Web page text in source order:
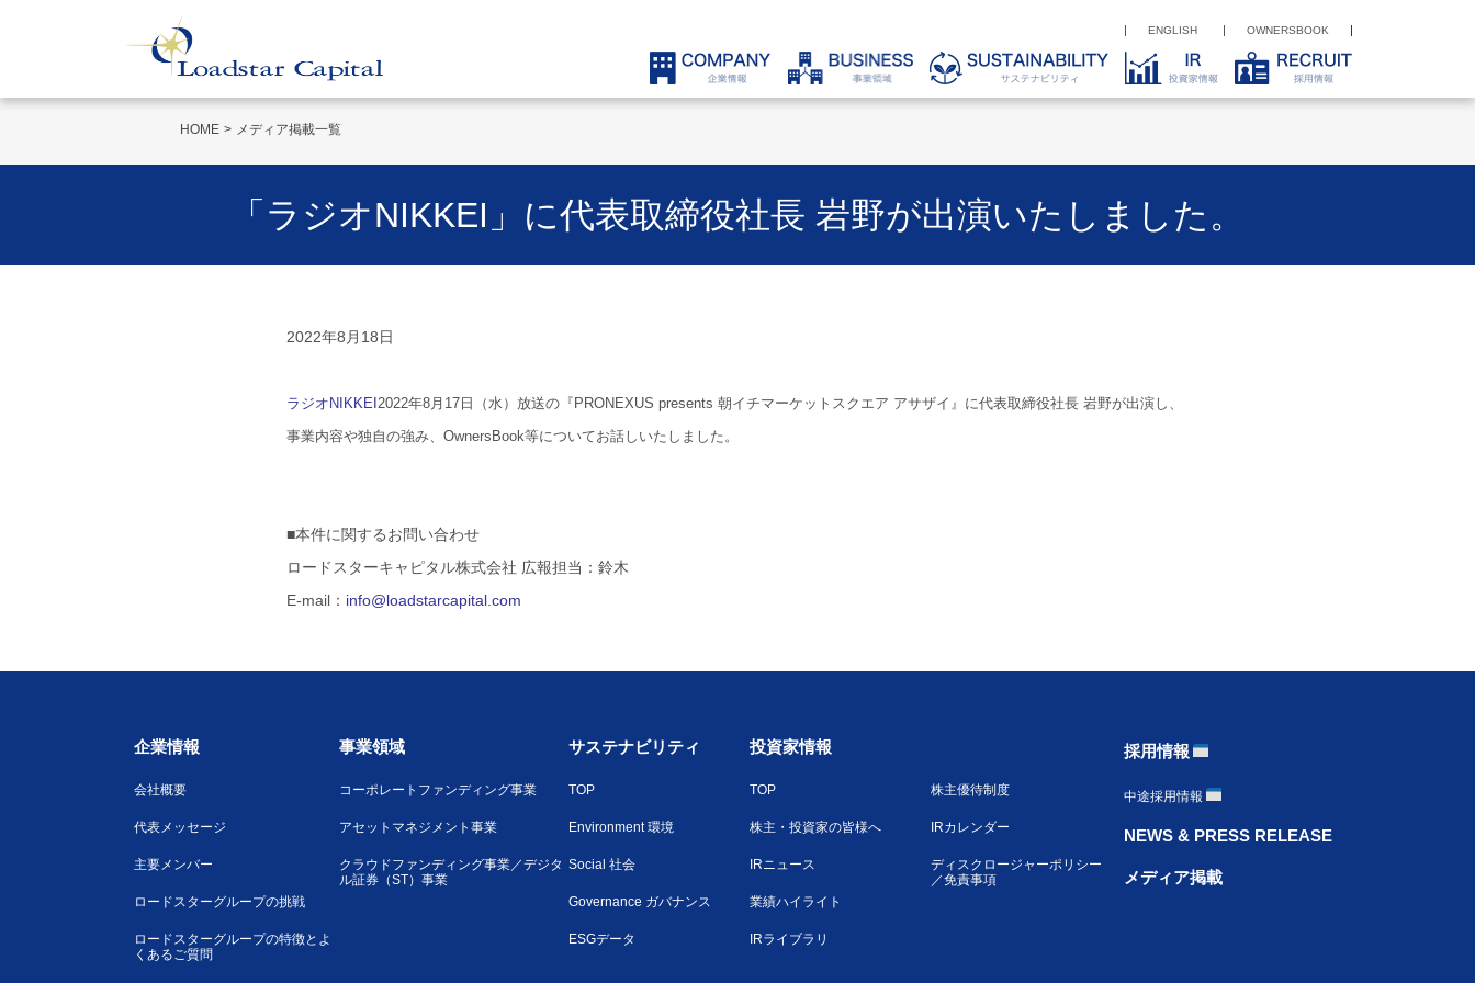
ENGLISH OWNERSBOOK
HOME メディア掲載一覧
「ラジオNIKKEI」に代表取締役社長 岩野が出演いたしました。
2022年8月18日
ラジオNIKKEI 2022年8月17日（水）放送の『PRONEXUS presents 朝イチマーケットスクエア アサザイ』に代表取締役社長 岩野が出演し、
事業内容や独自の強み、OwnersBook等についてお話しいたしました。
■本件に関するお問い合わせ
ロードスターキャピタル株式会社 広報担当：鈴木
E-mail： info@loadstarcapital.com
企業情報 事業領域 サステナビリティ 投資家情報 採用情報
会社概要
代表メッセージ
主要メンバー
ロードスターグループの挑戦
ロードスターグループの特徴とよ
くあるご質問
コーポレートファンディング事業
アセットマネジメント事業
クラウドファンディング事業／デジタ
ル証券（ST）事業
TOP
Environment 環境
Social 社会
Governance ガバナンス
ESGデータ
TOP
株主・投資家の皆様へ
IRニュース
業績ハイライト
IRライブラリ
株主優待制度
IRカレンダー
ディスクロージャーポリシー
／免責事項
中途採用情報
NEWS & PRESS RELEASE
メディア掲載